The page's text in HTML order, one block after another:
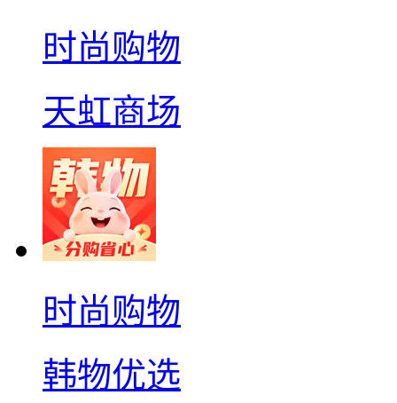
时尚购物
天虹商场
时尚购物
韩物优选